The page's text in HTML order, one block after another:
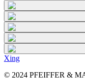
Xing
© 2024 PFEIFFER &